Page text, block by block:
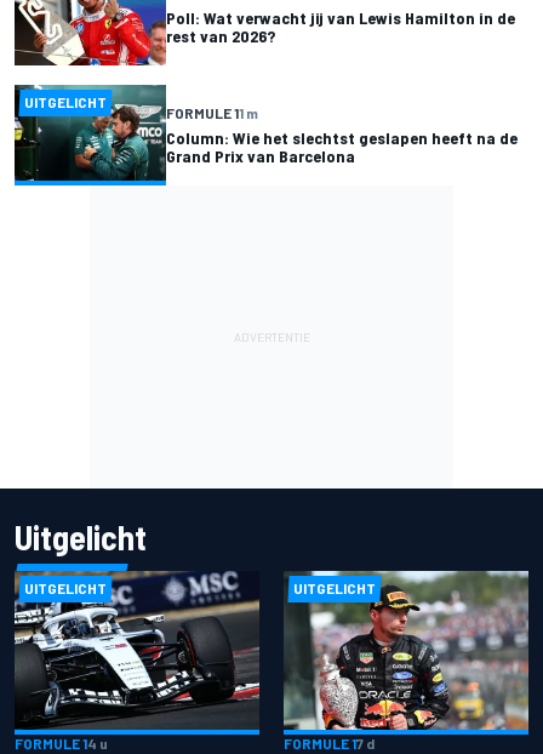
Poll: Wat verwacht jij van Lewis Hamilton in de
rest van 2026?
UITGELICHT
FORMULE 11 m
Column: Wie het slechtst geslapen heeft na de
Grand Prix van Barcelona
Uitgelicht
UITGELICHT
FORMULE 14 u
UITGELICHT
FORMULE 17 d